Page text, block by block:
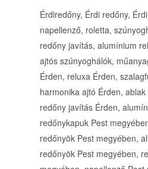
Érdiredőny, Érdi redőny,
napellenző, roletta,
redőny javítás, alumínium
ajtós szúnyoghálók,
Érden, reluxa Érden,
harmonika ajtó Érden,
redőny javítás Érden,
redőnykapuk Pest
redőnyök Pest megyében,
redőnyök Pest megyében,